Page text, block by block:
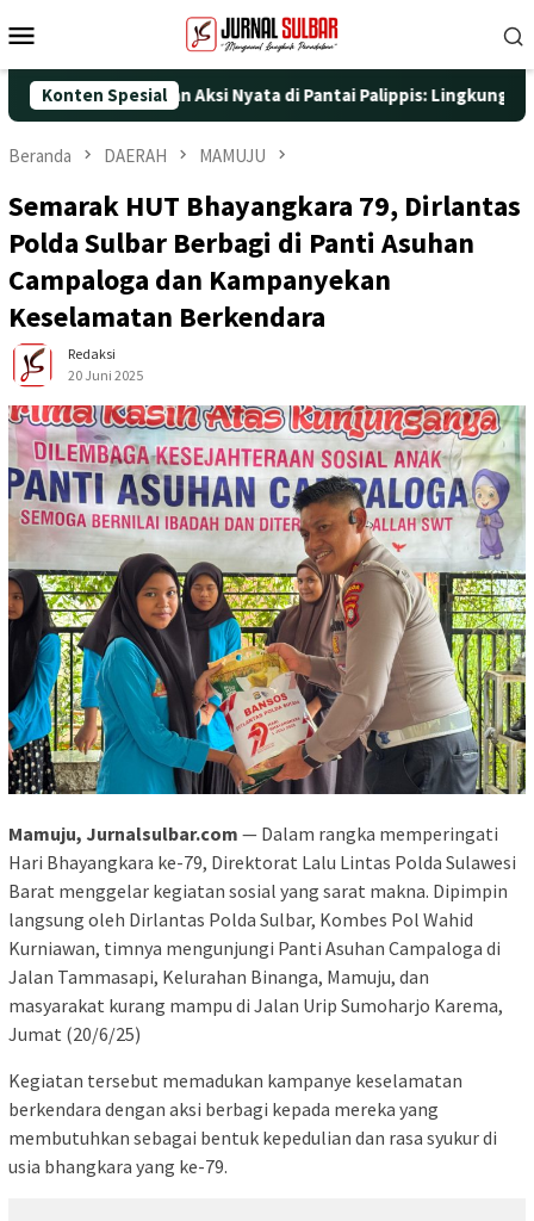
ke
Mobile
Konten Spesial
25 dengan Aksi Nyata di Pantai Palippis: Lingkungan dan
Beranda DAERAH MAMUJU
Semarak HUT Bhayangkara 79, Dirlantas
Polda Sulbar Berbagi di Panti Asuhan
Campaloga dan Kampanyekan
Keselamatan Berkendara
Redaksi
20 Juni 2025
Mamuju, Jurnalsulbar.com — Dalam rangka memperingati
Hari Bhayangkara ke-79, Direktorat Lalu Lintas Polda Sulawesi
Barat menggelar kegiatan sosial yang sarat makna. Dipimpin
langsung oleh Dirlantas Polda Sulbar, Kombes Pol Wahid
Kurniawan, timnya mengunjungi Panti Asuhan Campaloga di
Jalan Tammasapi, Kelurahan Binanga, Mamuju, dan
masyarakat kurang mampu di Jalan Urip Sumoharjo Karema,
Jumat (20/6/25)
Kegiatan tersebut memadukan kampanye keselamatan
berkendara dengan aksi berbagi kepada mereka yang
membutuhkan sebagai bentuk kepedulian dan rasa syukur di
usia bhangkara yang ke-79.